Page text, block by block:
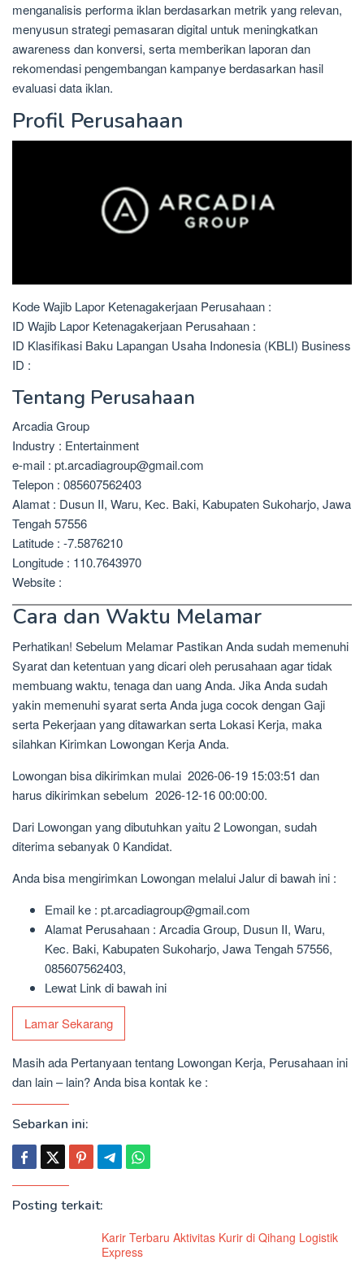
menganalisis performa iklan berdasarkan metrik yang relevan,
menyusun strategi pemasaran digital untuk meningkatkan
awareness dan konversi, serta memberikan laporan dan
rekomendasi pengembangan kampanye berdasarkan hasil
evaluasi data iklan.
Profil Perusahaan
Kode Wajib Lapor Ketenagakerjaan Perusahaan :
ID Wajib Lapor Ketenagakerjaan Perusahaan :
ID Klasifikasi Baku Lapangan Usaha Indonesia (KBLI) Business
ID :
Tentang Perusahaan
Arcadia Group
Industry : Entertainment
e-mail : pt.arcadiagroup@gmail.com
Telepon : 085607562403
Alamat : Dusun II, Waru, Kec. Baki, Kabupaten Sukoharjo, Jawa
Tengah 57556
Latitude : -7.5876210
Longitude : 110.7643970
Website :
Cara dan Waktu Melamar
Perhatikan! Sebelum Melamar Pastikan Anda sudah memenuhi
Syarat dan ketentuan yang dicari oleh perusahaan agar tidak
membuang waktu, tenaga dan uang Anda. Jika Anda sudah
yakin memenuhi syarat serta Anda juga cocok dengan Gaji
serta Pekerjaan yang ditawarkan serta Lokasi Kerja, maka
silahkan Kirimkan Lowongan Kerja Anda.
Lowongan bisa dikirimkan mulai 2026-06-19 15:03:51 dan
harus dikirimkan sebelum 2026-12-16 00:00:00.
Dari Lowongan yang dibutuhkan yaitu 2 Lowongan, sudah
diterima sebanyak 0 Kandidat.
Anda bisa mengirimkan Lowongan melalui Jalur di bawah ini :
Email ke : pt.arcadiagroup@gmail.com
Alamat Perusahaan : Arcadia Group, Dusun II, Waru,
Kec. Baki, Kabupaten Sukoharjo, Jawa Tengah 57556,
085607562403,
Lewat Link di bawah ini
Lamar Sekarang
Masih ada Pertanyaan tentang Lowongan Kerja, Perusahaan ini
dan lain – lain? Anda bisa kontak ke :
Sebarkan ini:
Posting terkait:
Karir Terbaru Aktivitas Kurir di Qihang Logistik
Express